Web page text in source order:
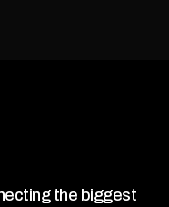
the biggest